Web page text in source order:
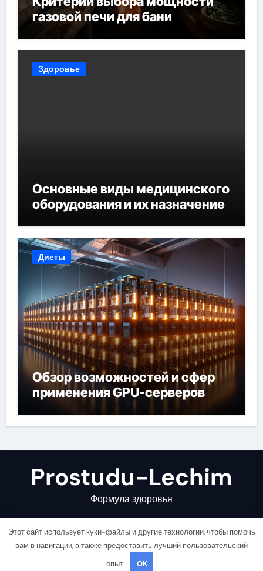
газовой печи для бани
Здоровье
Основные виды медицинского
оборудования и их назначение
Диеты
Обзор возможностей и сфер
применения GPU-серверов
Prostudu-Lechim
Формула здоровья
Copyright © All rights reserved |
Этот сайт использует куки-файлы и другие технологии, чтобы помочь
вам в навигации, а также предоставить лучший пользовательский
опыт.
OK